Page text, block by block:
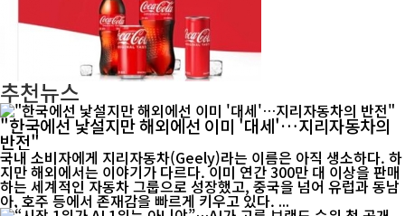
추천뉴스
"한국에선 낯설지만 해외에선 이미 '대세'…지리자동차의
반전"
국내 소비자에게 지리자동차(Geely)라는 이름은 아직 생소하다. 하
지만 해외에서는 이야기가 다르다. 이미 연간 300만 대 이상을 판매
하는 세계적인 자동차 그룹으로 성장했고, 중국을 넘어 유럽과 동남
아, 호주 등에서 존재감을 빠르게 키우고 있다. ...